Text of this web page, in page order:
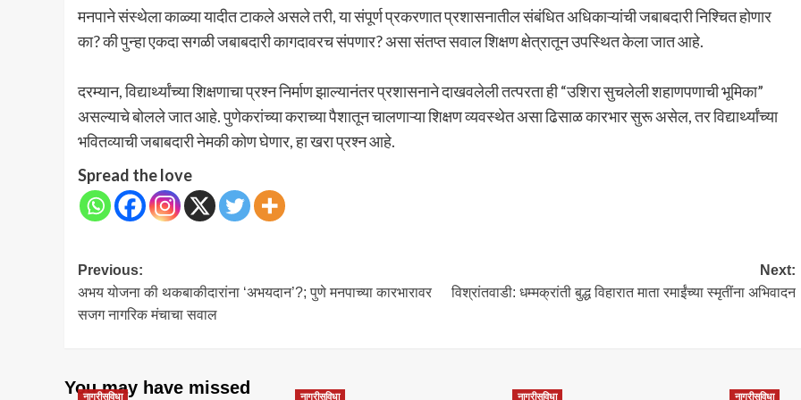
मनपाने संस्थेला काळ्या यादीत टाकले असले तरी, या संपूर्ण प्रकरणात प्रशासनातील संबंधित अधिकाऱ्यांची जबाबदारी निश्चित होणार
का? की पुन्हा एकदा सगळी जबाबदारी कागदावरच संपणार? असा संतप्त सवाल शिक्षण क्षेत्रातून उपस्थित केला जात आहे.
दरम्यान, विद्यार्थ्यांच्या शिक्षणाचा प्रश्न निर्माण झाल्यानंतर प्रशासनाने दाखवलेली तत्परता ही “उशिरा सुचलेली शहाणपणाची भूमिका”
असल्याचे बोलले जात आहे. पुणेकरांच्या कराच्या पैशातून चालणाऱ्या शिक्षण व्यवस्थेत असा ढिसाळ कारभार सुरू असेल, तर विद्यार्थ्यांच्या
भवितव्याची जबाबदारी नेमकी कोण घेणार, हा खरा प्रश्न आहे.
Spread the love
Post
navigation
Previous:
अभय योजना की थकबाकीदारांना ‘अभयदान’?; पुणे मनपाच्या कारभारावर
सजग नागरिक मंचाचा सवाल
Next:
विश्रांतवाडी: धम्मक्रांती बुद्ध विहारात माता रमाईंच्या स्मृतींना अभिवादन
You may have missed
नागरीसुविधा नागरीसुविधा नागरीसुविधा नागरीसुविधा